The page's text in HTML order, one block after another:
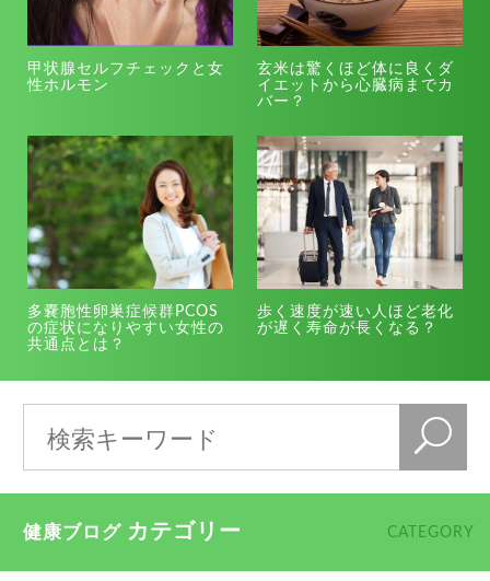
甲状腺セルフチェックと女
性ホルモン
玄米は驚くほど体に良くダ
イエットから心臓病までカ
バー？
多嚢胞性卵巣症候群PCOS
の症状になりやすい女性の
共通点とは？
歩く速度が速い人ほど老化
が遅く寿命が長くなる？
健康ブログ カテゴリー CATEGORY